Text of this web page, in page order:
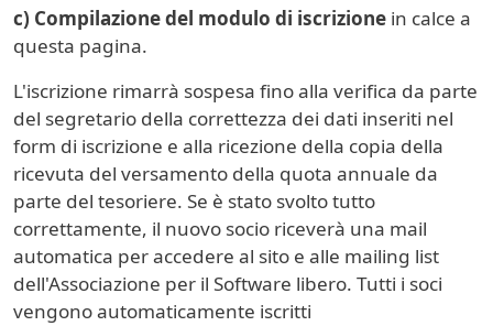
c) Compilazione del modulo di iscrizione in calce a
questa pagina.
L'iscrizione rimarrà sospesa fino alla verifica da parte
del segretario della correttezza dei dati inseriti nel
form di iscrizione e alla ricezione della copia della
ricevuta del versamento della quota annuale da
parte del tesoriere. Se è stato svolto tutto
correttamente, il nuovo socio riceverà una mail
automatica per accedere al sito e alle mailing list
dell'Associazione per il Software libero. Tutti i soci
vengono automaticamente iscritti